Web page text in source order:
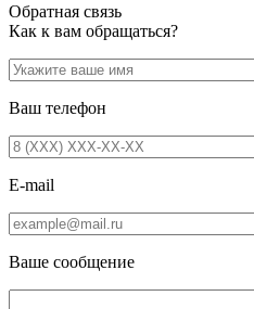
Обратная связь
Как к вам обращаться?
Ваш телефон
E-mail
Ваше сообщение